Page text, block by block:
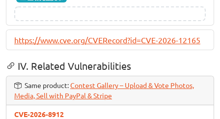
https://www.cve.org/CVERecord?id=CVE-2026-12165
IV. Related Vulnerabilities
Same product:Contest Gallery – Upload & Vote Photos,
Media, Sell with PayPal & Stripe
CVE-2026-8912